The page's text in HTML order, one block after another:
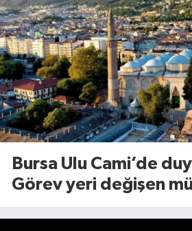
Bursa Ulu Cami’de
Görev yeri değişen